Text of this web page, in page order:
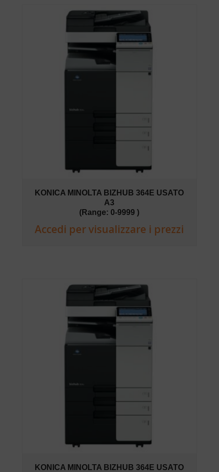
KONICA MINOLTA BIZHUB 364E USATO
A3
(Range: 0-9999 )
Accedi per visualizzare i prezzi
KONICA MINOLTA BIZHUB 364E USATO